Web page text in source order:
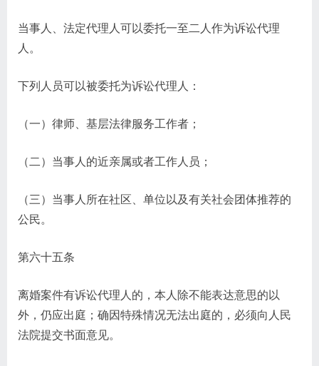
当事人、法定代理人可以委托一至二人作为诉讼代理
人。
下列人员可以被委托为诉讼代理人：
（一）律师、基层法律服务工作者；
（二）当事人的近亲属或者工作人员；
（三）当事人所在社区、单位以及有关社会团体推荐的
公民。
第六十五条
离婚案件有诉讼代理人的，本人除不能表达意思的以
外，仍应出庭；确因特殊情况无法出庭的，必须向人民
法院提交书面意见。